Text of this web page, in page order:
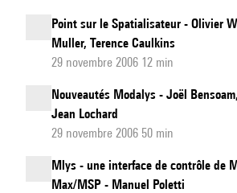
Point sur le Spatialisateur - Olivier
Muller, Terence Caulkins
29 novembre 2006 12 min
Nouveautés Modalys - Joël
Jean Lochard
29 novembre 2006 50 min
Mlys - une interface de contrôle de
Max/MSP - Manuel Poletti